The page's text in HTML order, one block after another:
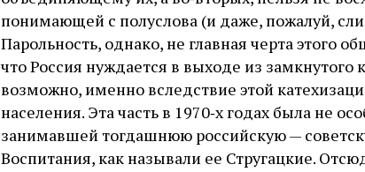
понимающей с полуслова (и даже, пожалуй,
Парольность, однако, не главная черта этого
что Россия нуждается в выходе из
возможно, именно вследствие этой
населения. Эта часть в 1970‑х годах была не
занимавшей тогдашнюю российскую —
Воспитания, как называли ее Стругацкие.